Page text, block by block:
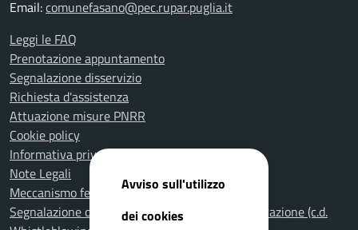
Email:comunefasano@pec.rupar.puglia.it
Leggi le FAQ
Prenotazione appuntamento
Segnalazione disservizio
Richiesta d'assistenza
Attuazione misure PNRR
Cookie policy
Informativa privacy
Note Legali
Meccanismo feedback per l'accessibilità
Segnalazione di illeciti nella Pubblica Amministrazione (c.d.
Avviso sull'utilizzo
dei cookies